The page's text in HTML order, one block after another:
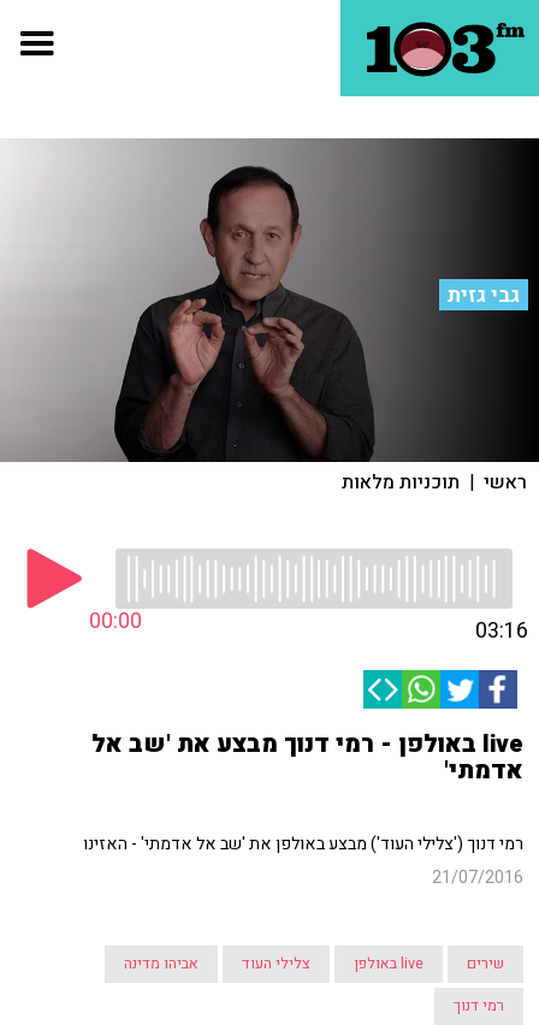
גבי גזית
ראשי | תוכניות מלאות
00:00 03:16
live באולפן - רמי דנוך מבצע את 'שב אל
אדמתי'
רמי דנוך ('צלילי העוד') מבצע באולפן את 'שב אל אדמתי' - האזינו
21/07/2016
שירים live באולפן צלילי העוד
אביהו מדינה
רמי דנוך